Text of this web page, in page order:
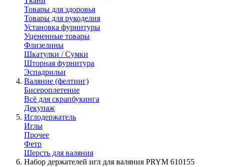
Товары для здоровья
Товары для рукоделия
Установка фурнитуры
Уцененные товары
Флизелины
Шкатулки / Сумки
Шторная фурнитура
Эспадрильи
Валяние (фелтинг)
Бисероплетение
Всё для скрапбукинга
Декупаж
Иглодержатель
Иглы
Прочее
Фетр
Шерсть для валяния
Набор держателей игл для валяния PRYM 610155